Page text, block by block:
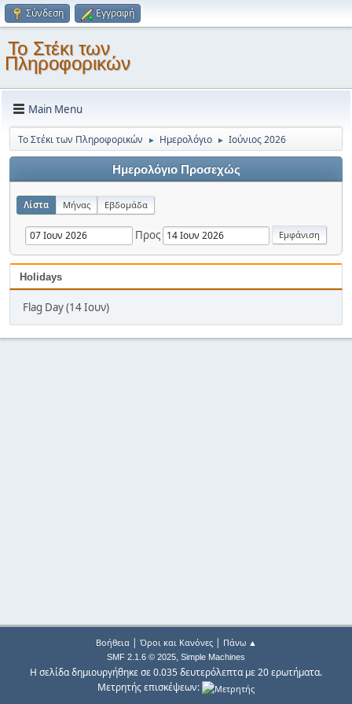
Σύνδεση Εγγραφή
Το Στέκι των
Πληροφορικών
Main Menu
Το Στέκι των Πληροφορικών ► Ημερολόγιο ► Ιούνιος 2026
Ημερολόγιο Προσεχώς
Λίστα Μήνας Εβδομάδα
Προς
Holidays
Flag Day (14 Ιουν)
Βοήθεια| Όροι και Κανόνες| Πάνω ▲
SMF 2.1.6 © 2025, Simple Machines
Η σελίδα δημιουργήθηκε σε 0.035 δευτερόλεπτα με 20 ερωτήματα.
Μετρητής επισκέψεων: